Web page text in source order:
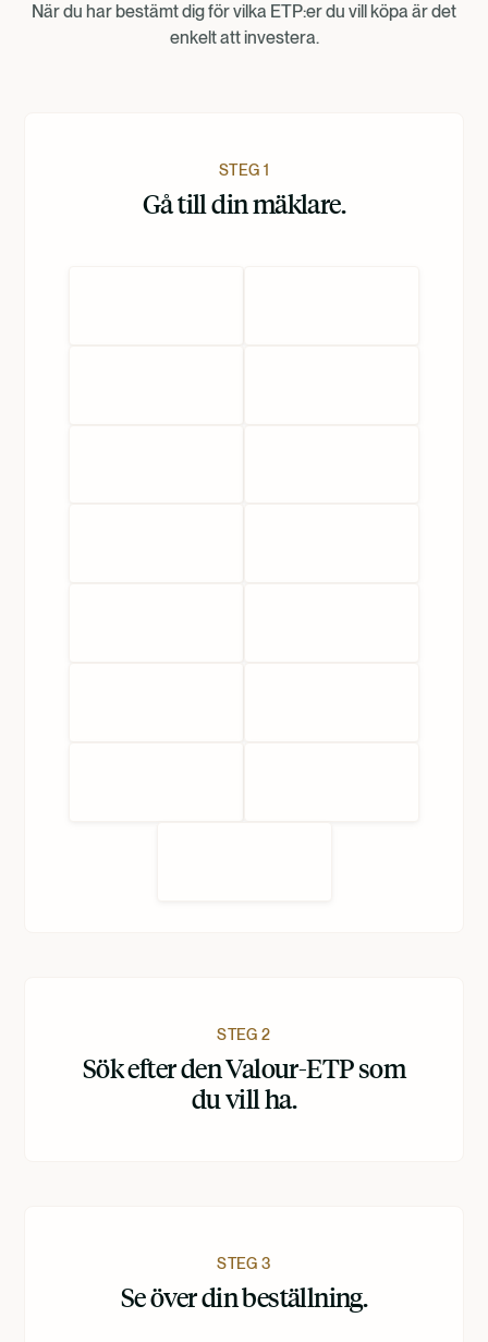
Norsk
När du har bestämt dig för vilka ETP:er du vill köpa är det
enkelt att investera.
STEG 1
Gå till din mäklare.
STEG 2
Sök efter den Valour-ETP som
du vill ha.
STEG 3
Se över din beställning.